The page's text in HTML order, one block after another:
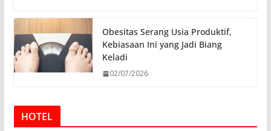
Obesitas Serang Usia Produktif,
Kebiasaan Ini yang Jadi Biang
Keladi
02/07/2026
HOTEL